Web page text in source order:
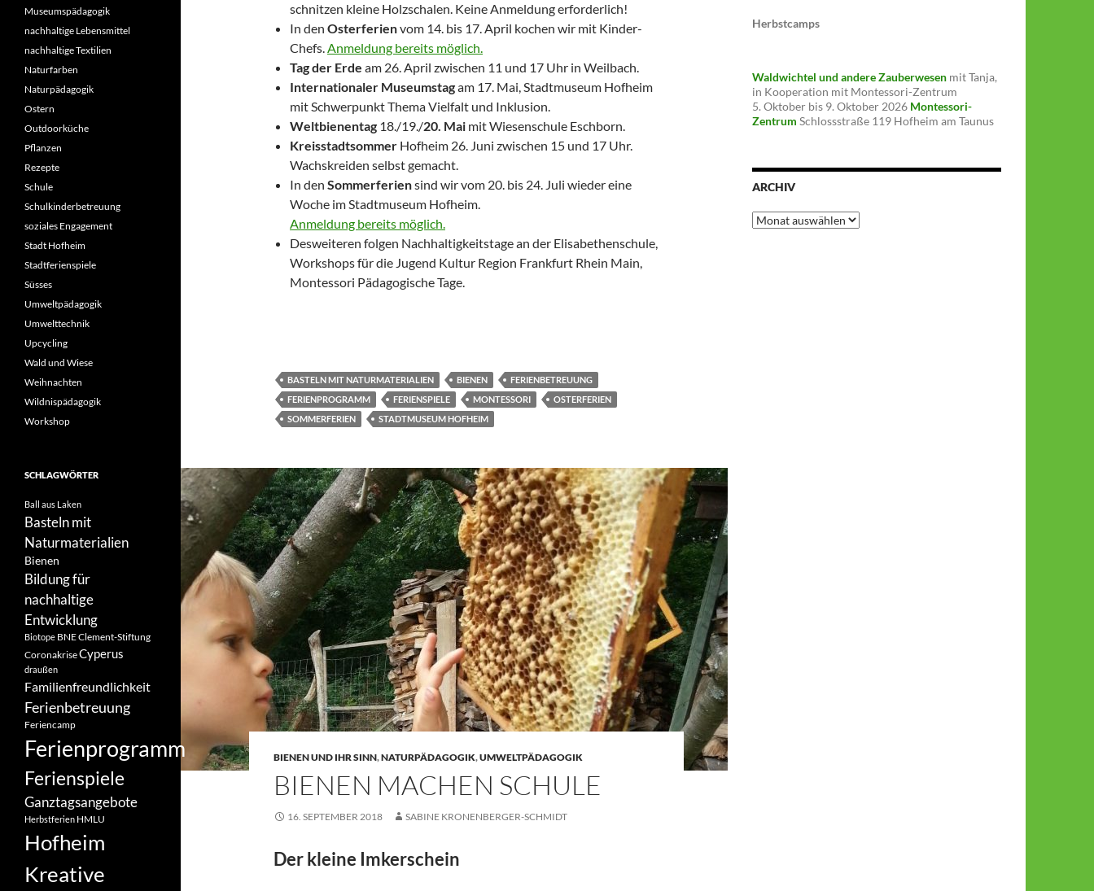
schnitzen kleine Holzschalen. Keine Anmeldung erforderlich!
In den Osterferienvom 14. bis 17. April kochen wir mit Kinder-
Chefs.Anmeldung bereits möglich.
Tag der Erde am 26. April zwischen 11 und 17 Uhr in Weilbach.
Internationaler Museumstagam 17. Mai, Stadtmuseum Hofheim
mit Schwerpunkt Thema Vielfalt und Inklusion.
Weltbienentag 18./19./20. Mai mit Wiesenschule Eschborn.
Kreisstadtsommer Hofheim 26. Juni zwischen 15 und 17 Uhr.
Wachskreiden selbst gemacht.
In den Sommerferiensind wir vom 20. bis 24. Juli wieder eine
Woche im Stadtmuseum Hofheim.
Anmeldung bereits möglich.
Desweiteren folgen Nachhaltigkeitstage an der Elisabethenschule,
Workshops für die Jugend Kultur Region Frankfurt Rhein Main,
Montessori Pädagogische Tage.
BASTELN MIT NATURMATERIALIEN BIENEN
FERIENBETREUUNG
FERIENPROGRAMM
FERIENSPIELE MONTESSORI
OSTERFERIEN
SOMMERFERIEN
STADTMUSEUM HOFHEIM
BIENEN UND IHR SINN,NATURPÄDAGOGIK,UMWELTPÄDAGOGIK
BIENEN MACHEN SCHULE
16. SEPTEMBER 2018 SABINE KRONENBERGER-SCHMIDT
Der kleine Imkerschein
Herbstcamps
Waldwichtel und andere Zauberwesen mit Tanja,
in Kooperation mit Montessori-Zentrum
5. Oktober bis 9. Oktober 2026 Montessori-
Zentrum Schlossstraße 119 Hofheim am Taunus
ARCHIV
Archiv
Museumspädagogik
nachhaltige Lebensmittel
nachhaltige Textilien
Naturfarben
Naturpädagogik
Ostern
Outdoorküche
Pflanzen
Rezepte
Schule
Schulkinderbetreuung
soziales Engagement
Stadt Hofheim
Stadtferienspiele
Süsses
Umweltpädagogik
Umwelttechnik
Upcycling
Wald und Wiese
Weihnachten
Wildnispädagogik
Workshop
SCHLAGWÖRTER
Ball aus Laken
Basteln mit
Naturmaterialien
Bienen
Bildung für
nachhaltige
Entwicklung
Biotope BNEClement-Stiftung
CoronakriseCyperus
draußen
Familienfreundlichkeit
Ferienbetreuung
Feriencamp
Ferienprogramm
Ferienspiele
Ganztagsangebote
Herbstferien HMLU
Hofheim
Kreative